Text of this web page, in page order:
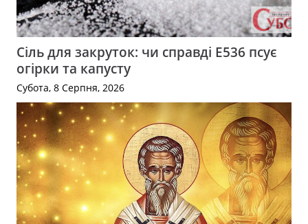
Сіль для закруток: чи справді Е536 псує
огірки та капусту
Субота, 8 Серпня, 2026